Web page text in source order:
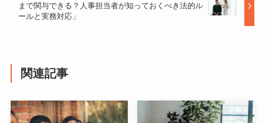
まで関与できる？人事担当者が知っておくべき法的ル
ールと実務対応」
関連記事